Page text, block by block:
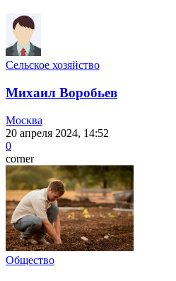
Сельское хозяйство
Михаил Воробьев
Москва
20 апреля 2024, 14:52
0
corner
Общество